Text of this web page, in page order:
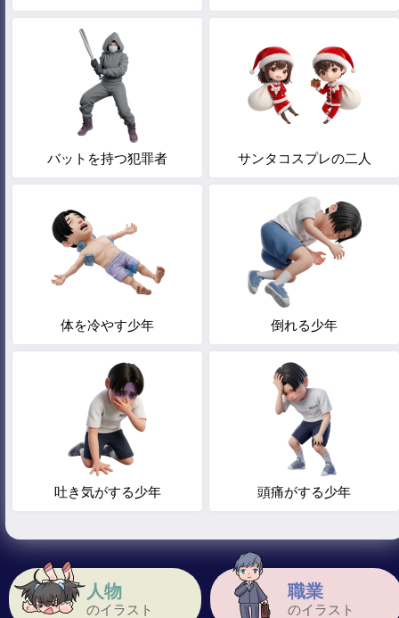
人物
のイラスト
職業
のイラスト
バットを持つ犯罪者 サンタコスプレの二人
体を冷やす少年 倒れる少年
吐き気がする少年 頭痛がする少年